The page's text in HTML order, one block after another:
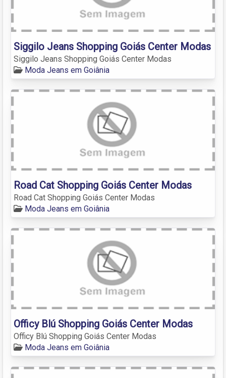
Siggilo Jeans Shopping Goiás Center Modas
Siggilo Jeans Shopping Goiás Center Modas
Moda Jeans em Goiânia
Road Cat Shopping Goiás Center Modas
Road Cat Shopping Goiás Center Modas
Moda Jeans em Goiânia
Officy Blú Shopping Goiás Center Modas
Officy Blú Shopping Goiás Center Modas
Moda Jeans em Goiânia